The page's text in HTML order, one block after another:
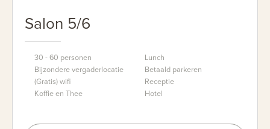
Salon 5/6
30 - 60 personen
Bijzondere vergaderlocatie
(Gratis) wifi
Koffie en Thee
Lunch
Betaald parkeren
Receptie
Hotel